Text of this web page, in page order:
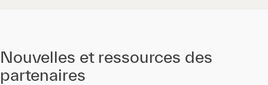
Nouvelles et ressources des
partenaires